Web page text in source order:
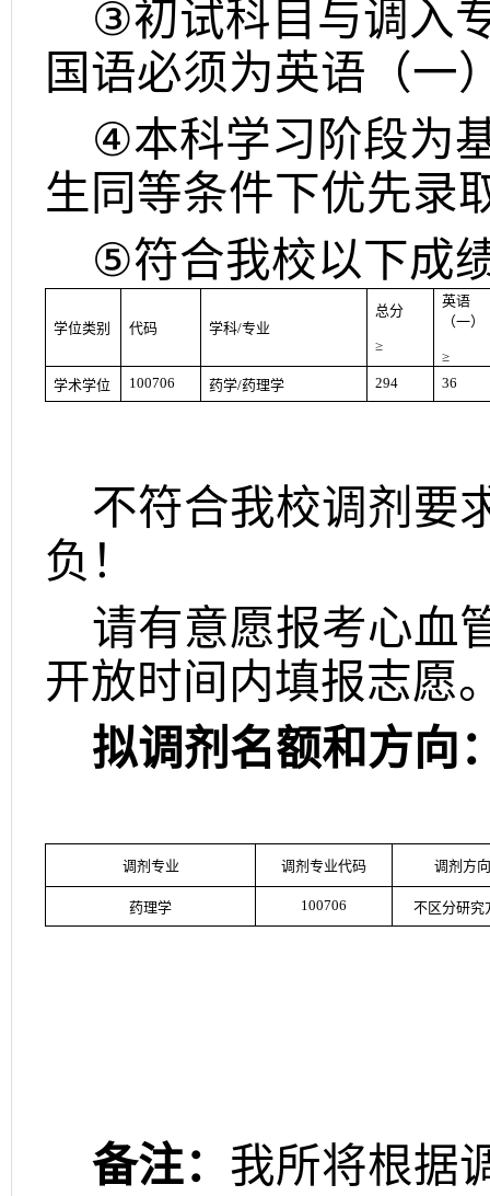
③初试科目与调入
国语必须为英语（一
④本科学习阶段为
生同等条件下优先录
⑤符合我校以下成
学位类别 代码 学科/专业
总分
≥
英语
（一）
≥
学术学位
100706 药学/药理学 294 36
不符合我校调剂要
负！
请有意愿报考心血
开放时间内填报志愿
拟调剂名额和方向
调剂专业 调剂专业代码 调剂方向
药理学 100706 不区分研究
备注： 我所将根据